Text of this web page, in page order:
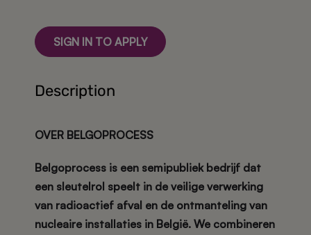
SIGN IN TO APPLY
Description
OVER BELGOPROCESS
Belgoprocess is een semipubliek bedrijf dat
een sleutelrol speelt in de veilige verwerking
van radioactief afval en de ontmanteling van
nucleaire installaties in België. We combineren